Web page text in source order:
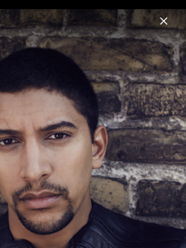
Menu
Musik Videos Fotos Biografie
2015